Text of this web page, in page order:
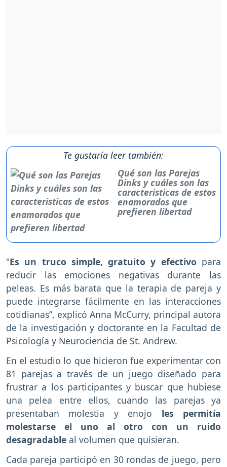
Te gustaría leer también:
Qué son las Parejas
Dinks y cuáles son las
caracteristicas de estos
enamorados que
prefieren libertad
"Es un truco simple, gratuito y efectivo para
reducir las emociones negativas durante las
peleas. Es más barata que la terapia de pareja y
puede integrarse fácilmente en las interacciones
cotidianas”, explicó Anna McCurry, principal autora
de la investigación y doctorante en la Facultad de
Psicología y Neurociencia de St. Andrew.
En el estudio lo que hicieron fue experimentar con
81 parejas a través de un juego diseñado para
frustrar a los participantes y buscar que hubiese
una pelea entre ellos, cuando las parejas ya
presentaban molestia y enojo les permitía
molestarse el uno al otro con un ruido
desagradable al volumen que quisieran.
Cada pareja participó en 30 rondas de juego, pero